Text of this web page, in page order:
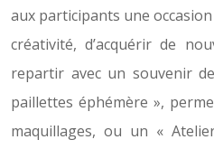
aux participants une
créativité, d’acquérir de
repartir avec un souvenir
paillettes éphémère »,
maquillages, ou un «